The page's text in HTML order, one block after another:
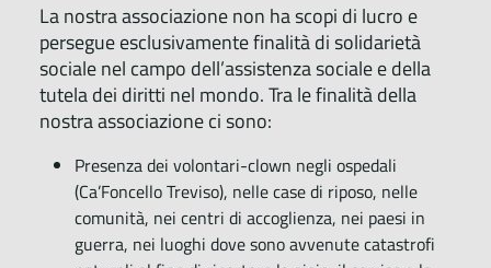
La nostra associazione non ha scopi di lucro e
persegue esclusivamente finalità di solidarietà
sociale nel campo dell’assistenza sociale e della
tutela dei diritti nel mondo. Tra le finalità della
nostra associazione ci sono:
Presenza dei volontari-clown negli ospedali
(Ca’Foncello Treviso), nelle case di riposo, nelle
comunità, nei centri di accoglienza, nei paesi in
guerra, nei luoghi dove sono avvenute catastrofi